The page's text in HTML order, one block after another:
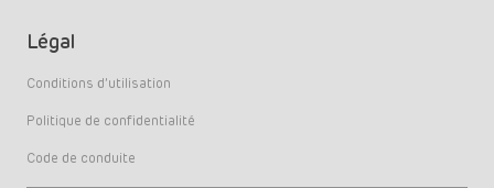
Légal
Conditions d’utilisation
Politique de confidentialité
Code de conduite